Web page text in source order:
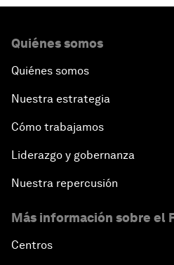
Quiénes somos
Quiénes somos
Nuestra estrategia
Cómo trabajamos
Liderazgo y gobernanza
Nuestra repercusión
Más información sobre el
Centros